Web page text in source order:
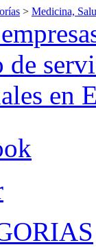
> Medicina,